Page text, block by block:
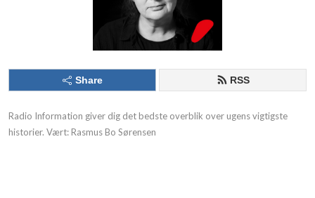
Share RSS
Radio Information giver dig det bedste overblik over ugens vigtigste
historier. Vært: Rasmus Bo Sørensen